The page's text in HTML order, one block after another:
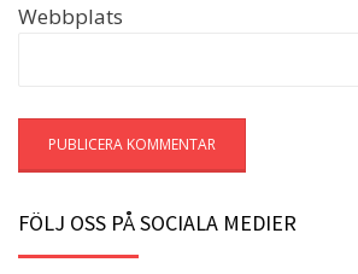
Webbplats
FÖLJ OSS PÅ SOCIALA MEDIER